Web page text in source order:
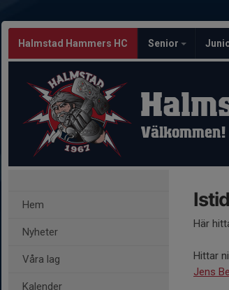
Halmstad Hammers HC Senior
Välkommen!
Hem
Nyheter
Våra lag
Kalender
Här
Hittar
Jens